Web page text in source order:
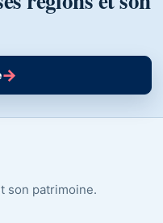
→
son patrimoine.